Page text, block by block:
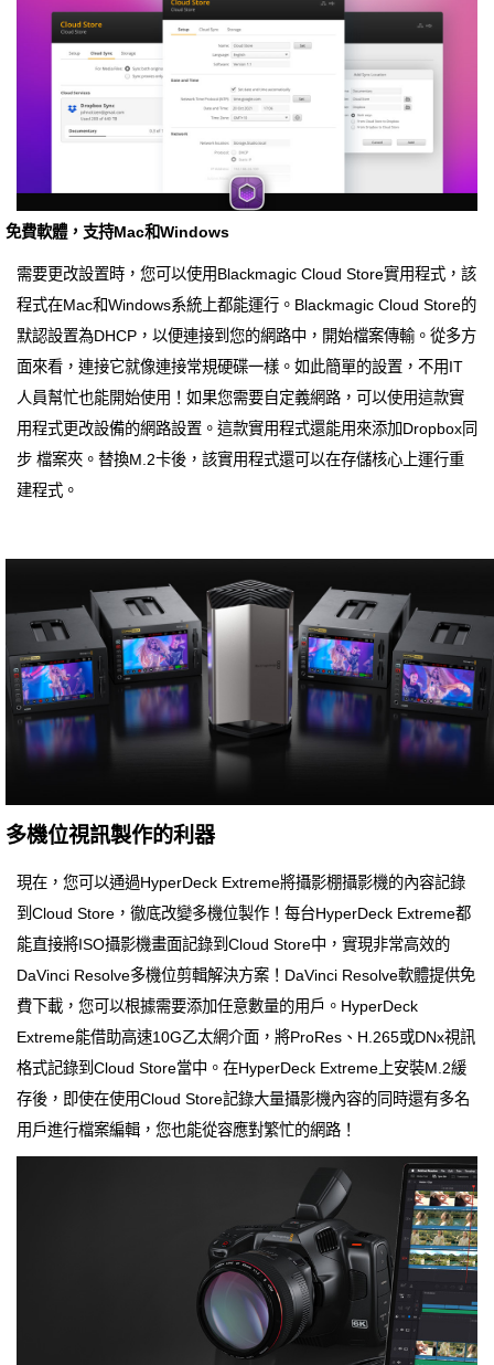
免費軟體，支持Mac和Windows
需要更改設置時，您可以使用Blackmagic Cloud Store實用程式，該
程式在Mac和Windows系統上都能運行。Blackmagic Cloud Store的
默認設置為DHCP，以便連接到您的網路中，開始檔案傳輸。從多方
面來看，連接它就像連接常規硬碟一樣。如此簡單的設置，不用IT
人員幫忙也能開始使用！如果您需要自定義網路，可以使用這款實
用程式更改設備的網路設置。這款實用程式還能用來添加Dropbox同
步 檔案夾。替換M.2卡後，該實用程式還可以在存儲核心上運行重
建程式。
多機位視訊製作的利器
現在，您可以通過HyperDeck Extreme將攝影棚攝影機的內容記錄
到Cloud Store，徹底改變多機位製作！每台HyperDeck Extreme都
能直接將ISO攝影機畫面記錄到Cloud Store中，實現非常高效的
DaVinci Resolve多機位剪輯解決方案！DaVinci Resolve軟體提供免
費下載，您可以根據需要添加任意數量的用戶。HyperDeck
Extreme能借助高速10G乙太網介面，將ProRes、H.265或DNx視訊
格式記錄到Cloud Store當中。在HyperDeck Extreme上安裝M.2緩
存後，即使在使用Cloud Store記錄大量攝影機內容的同時還有多名
用戶進行檔案編輯，您也能從容應對繁忙的網路！